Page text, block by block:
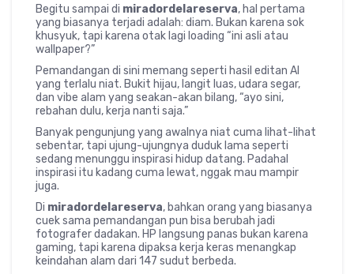
Begitu sampai di miradordelareserva, hal pertama
yang biasanya terjadi adalah: diam. Bukan karena sok
khusyuk, tapi karena otak lagi loading “ini asli atau
wallpaper?”
Pemandangan di sini memang seperti hasil editan AI
yang terlalu niat. Bukit hijau, langit luas, udara segar,
dan vibe alam yang seakan-akan bilang, “ayo sini,
rebahan dulu, kerja nanti saja.”
Banyak pengunjung yang awalnya niat cuma lihat-lihat
sebentar, tapi ujung-ujungnya duduk lama seperti
sedang menunggu inspirasi hidup datang. Padahal
inspirasi itu kadang cuma lewat, nggak mau mampir
juga.
Di miradordelareserva, bahkan orang yang biasanya
cuek sama pemandangan pun bisa berubah jadi
fotografer dadakan. HP langsung panas bukan karena
gaming, tapi karena dipaksa kerja keras menangkap
keindahan alam dari 147 sudut berbeda.